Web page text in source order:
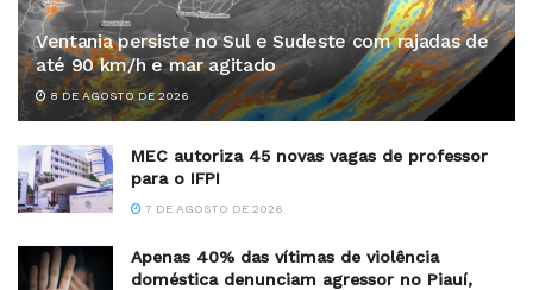
Ventania persiste no Sul e Sudeste com rajadas de
até 90 km/h e mar agitado
8 DE AGOSTO DE 2026
MEC autoriza 45 novas vagas de professor
para o IFPI
7 DE AGOSTO DE 2026
Apenas 40% das vítimas de violência
doméstica denunciam agressor no Piauí,